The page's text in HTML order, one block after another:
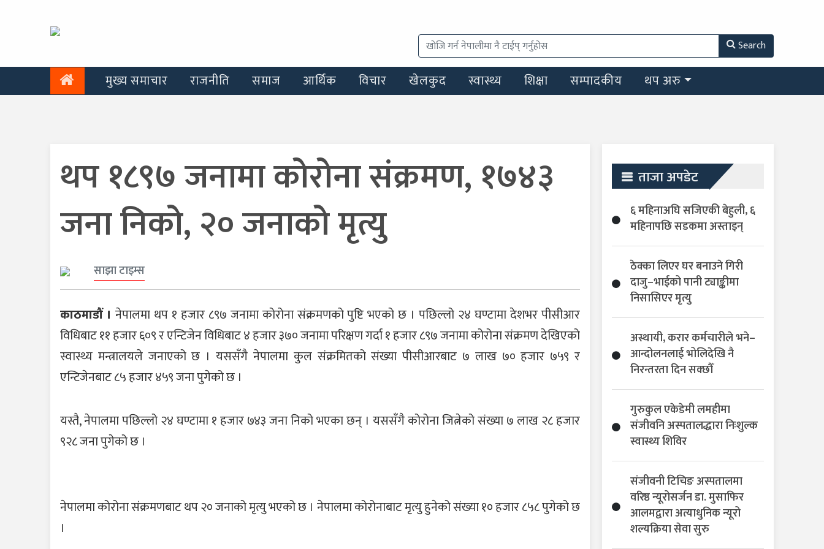
Search
मुख्य समाचार राजनीति समाज आर्थिक विचार खेलकुद स्वास्थ्य शिक्षा सम्पादकीय थप अरु
थप १८९७ जनामा कोरोना संक्रमण, १७४३
जना निको, २० जनाको मृत्यु
साझा टाइम्स
काठमाडौं । नेपालमा थप १ हजार ८९७ जनामा कोरोना संक्रमणको पुष्टि भएको छ । पछिल्लो २४ घण्टामा देशभर पीसीआर
विधिबाट ११ हजार ६०९ र एन्टिजेन विधिबाट ४ हजार ३७० जनामा परिक्षण गर्दा १ हजार ८९७ जनामा कोरोना संक्रमण देखिएको
स्वास्थ्य मन्त्रालयले जनाएको छ । यससँगै नेपालमा कुल संक्रमितको संख्या पीसीआरबाट ७ लाख ७० हजार ७५९ र
एन्टिजेनबाट ८५ हजार ४५९ जना पुगेको छ ।
यस्तै, नेपालमा पछिल्लो २४ घण्टामा १ हजार ७४३ जना निको भएका छन् । यससँगै कोरोना जित्नेको संख्या ७ लाख २८ हजार
९२८ जना पुगेको छ ।
नेपालमा कोरोना संक्रमणबाट थप २० जनाको मृत्यु भएको छ । नेपालमा कोरोनाबाट मृत्यु हुनेको संख्या १० हजार ८५८ पुगेको छ
।
ताजा अपडेट
६ महिनाअघि सजिएकी बेहुली, ६
महिनापछि सडकमा अस्ताइन्
ठेक्का लिएर घर बनाउने गिरी
दाजु–भाईको पानी ट्याङ्कीमा
निसासिएर मृत्यु
अस्थायी, करार कर्मचारीले भने–
आन्दोलनलाई भोलिदेखि नै
निरन्तरता दिन सक्छौँ
गुरुकुल एकेडेमी लमहीमा
संजीवनि अस्पतालद्धारा निःशुल्क
स्वास्थ्य शिविर
संजीवनी टिचिङ अस्पतालमा
वरिष्ठ न्यूरोसर्जन डा. मुसाफिर
आलमद्वारा अत्याधुनिक न्यूरो
शल्यक्रिया सेवा सुरु